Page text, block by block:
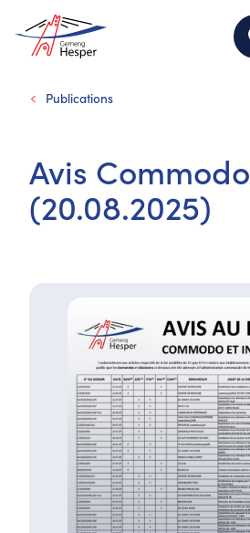
Publications
Avis Commodo
(20.08.2025)